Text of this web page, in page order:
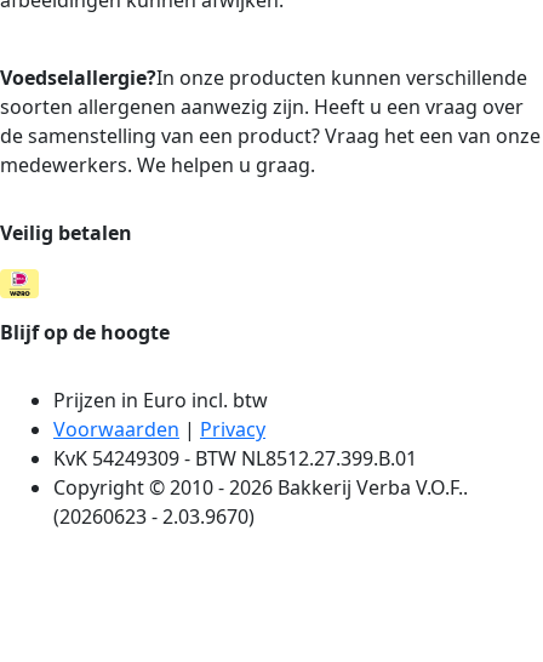
Voedselallergie?In onze producten kunnen verschillende
soorten allergenen aanwezig zijn. Heeft u een vraag over
de samenstelling van een product? Vraag het een van onze
medewerkers. We helpen u graag.
Veilig betalen
Blijf op de hoogte
Prijzen in Euro incl. btw
Voorwaarden | Privacy
KvK 54249309 - BTW NL8512.27.399.B.01
Copyright © 2010 - 2026 Bakkerij Verba V.O.F..
(20260623 - 2.03.9670)